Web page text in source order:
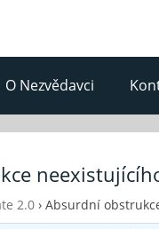
O Nezvědavci
2.0 › Absurdní